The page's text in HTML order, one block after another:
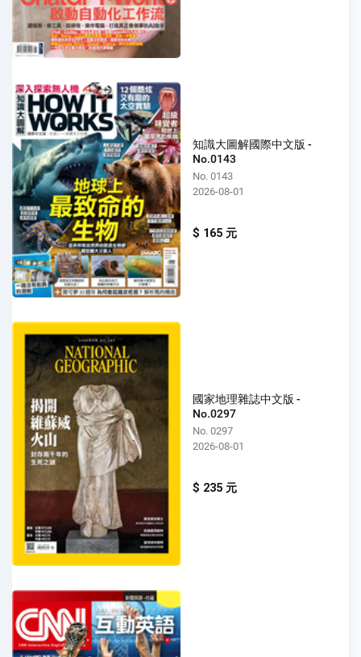
知識大圖解國際中文版 -
No.0143
No. 0143
2026-08-01
$ 165 元
國家地理雜誌中文版 -
No.0297
No. 0297
2026-08-01
$ 235 元